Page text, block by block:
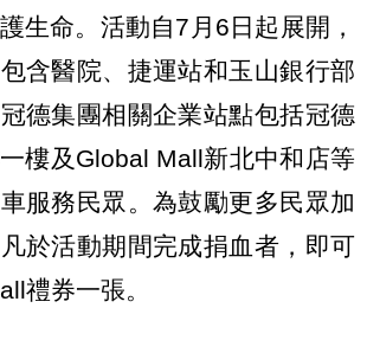
生命。活動自7月6日起展開，
含醫院、捷運站和玉山銀行部
德集團相關企業站點包括冠德
樓及Global Mall新北中和店等
服務民眾。為鼓勵更多民眾加
於活動期間完成捐血者，即可
禮券一張。